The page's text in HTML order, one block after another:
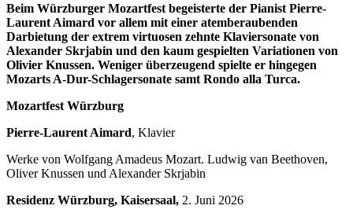
Beim Würzburger Mozartfest begeisterte der Pianist Pierre-
Laurent Aimard vor allem mit einer atemberaubenden
Darbietung der extrem virtuosen zehnte Klaviersonate von
Alexander Skrjabin und den kaum gespielten Variationen von
Olivier Knussen. Weniger überzeugend spielte er hingegen
Mozarts A-Dur-Schlagersonate samt Rondo alla Turca.
Mozartfest Würzburg
Pierre-Laurent Aimard, Klavier
Werke von Wolfgang Amadeus Mozart. Ludwig van Beethoven,
Oliver Knussen und Alexander Skrjabin
Residenz Würzburg, Kaisersaal, 2. Juni 2026